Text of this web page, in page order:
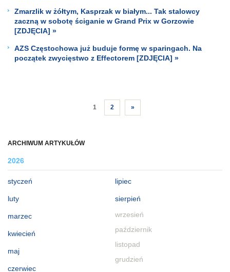
ARCHIWUM ARTYKUŁÓW
2026
styczeń
luty
marzec
kwiecień
maj
czerwiec
lipiec
sierpień
wrzesień
październik
listopad
grudzień
Zmarzlik w żółtym, Kasprzak w białym... Tak stalowcy
zaczną w sobotę ściganie w Grand Prix w Gorzowie
[ZDJĘCIA] »
AZS Częstochowa już buduje formę w sparingach. Na
początek zwycięstwo z Effectorem [ZDJĘCIA] »
1 2 »